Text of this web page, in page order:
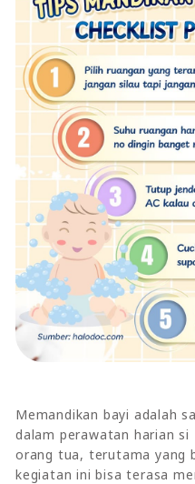
Memandikan bayi adalah
dalam perawatan harian si
orang tua, terutama yang
kegiatan ini bisa terasa